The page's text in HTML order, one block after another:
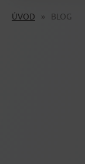
ÚVOD BLOG